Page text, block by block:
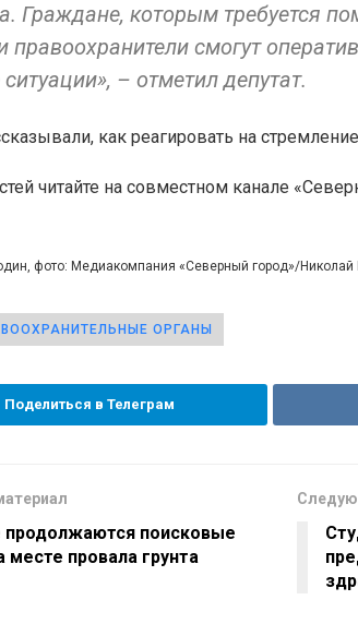
Граждане, которым требуется
правоохранители смогут
– отметил депутат.
как реагировать на
читайте на совместном канале
фото: Медиакомпания «Северный город»/
ОРГАНЫ
Поделиться в Телеграм
продолжаются поисковые
месте провала грунта